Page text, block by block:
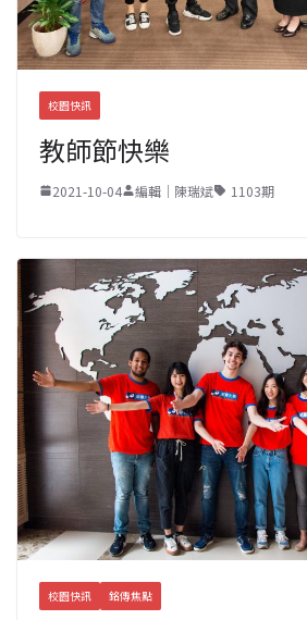
校園快訊
教師節快樂
2021-10-04 編輯｜陳瑞斌 1103期
校園快訊 銘傳焦點